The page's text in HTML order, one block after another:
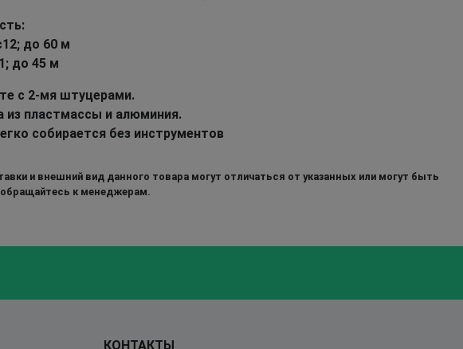
до 60 м
до 45 м
с 2-мя штуцерами.
из пластмассы и алюминия.
собирается без инструментов
и внешний вид данного товара могут отличаться от указанных или могут быть
к менеджерам.
КОНТАКТЫ